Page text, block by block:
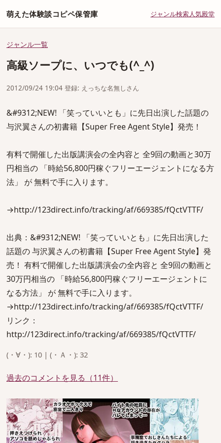
萌えた体験談コピペ保管庫 ジャンル検索人気殿堂
ジャンル一覧
高級ソープに、いつでも(^_^)
2012/09/24 19:04 登録: えっちな名無しさん
&#9312;NEW! 「笑っていいとも」に先日出演した話題の
与沢翼さんの初書籍【Super Free Agent Style】発売！
有料で開催した出版講演会の全内容と 全9回の動画と30万
円相当の 「時給56,800円稼ぐフリーエージェントになる方
法」 が 無料で手に入ります。
→http://123direct.info/tracking/af/669385/fQctVTTF/
出典：&#9312;NEW! 「笑っていいとも」に先日出演した
話題の 与沢翼さんの初書籍【Super Free Agent Style】発
売！ 有料で開催した出版講演会の全内容と 全9回の動画と
30万円相当の 「時給56,800円稼ぐフリーエージェントに
なる方法」 が 無料で手に入ります。
→http://123direct.info/tracking/af/669385/fQctVTTF/
リンク：
http://123direct.info/tracking/af/669385/fQctVTTF/
(・∀・): 10 | (・Ａ・): 32
過去のコメントを見る（11件）